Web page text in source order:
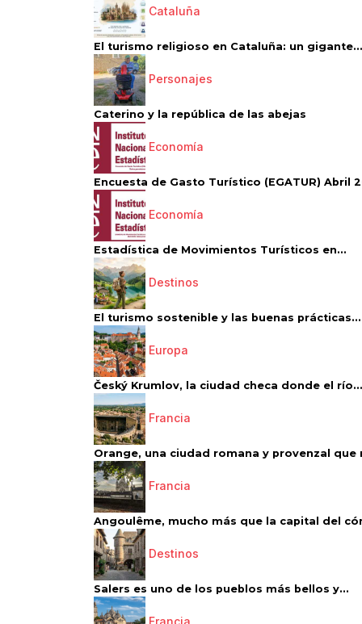
Cataluña
El turismo religioso en Cataluña: un gigante...
Personajes
Caterino y la república de las abejas
Economía
Encuesta de Gasto Turístico (EGATUR) Abril
Economía
Estadística de Movimientos Turísticos en...
Destinos
El turismo sostenible y las buenas prácticas...
Europa
Český Krumlov, la ciudad checa donde el río...
Francia
Orange, una ciudad romana y provenzal que
Francia
Angoulême, mucho más que la capital del
Destinos
Salers es uno de los pueblos más bellos y...
Francia